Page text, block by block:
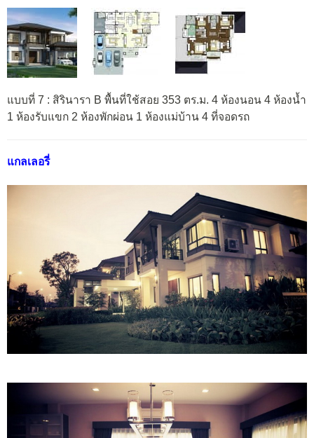
แบบที่ 7 : สิรินารา B พื้นที่ใช้สอย 353 ตร.ม. 4 ห้องนอน 4 ห้องน้ำ
1 ห้องรับแขก 2 ห้องพักผ่อน 1 ห้องแม่บ้าน 4 ที่จอดรถ
แกลเลอรี่